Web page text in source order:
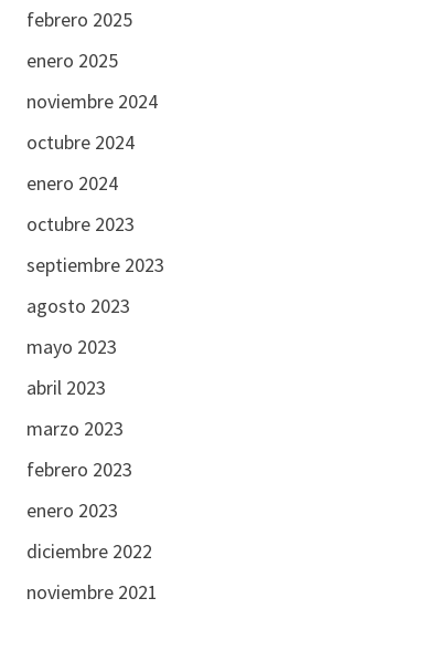
febrero 2025
enero 2025
noviembre 2024
octubre 2024
enero 2024
octubre 2023
septiembre 2023
agosto 2023
mayo 2023
abril 2023
marzo 2023
febrero 2023
enero 2023
diciembre 2022
noviembre 2021